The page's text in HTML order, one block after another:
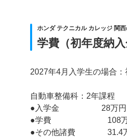
ホンダ テクニカル カレッジ 関
学費（初年度納入
2027年4月入学生の場合
自動車整備科：2年課程
●入学金 28万円
●学費 108万
●その他諸費 31.4